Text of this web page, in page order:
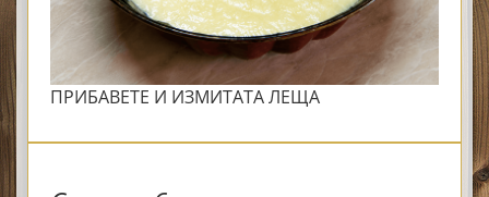
ПРИБАВЕТЕ И ИЗМИТАТА ЛЕЩА